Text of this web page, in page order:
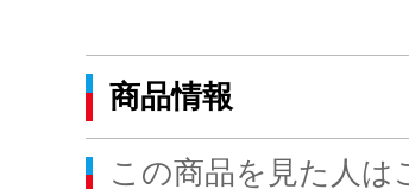
商品情報
この商品を見た人は